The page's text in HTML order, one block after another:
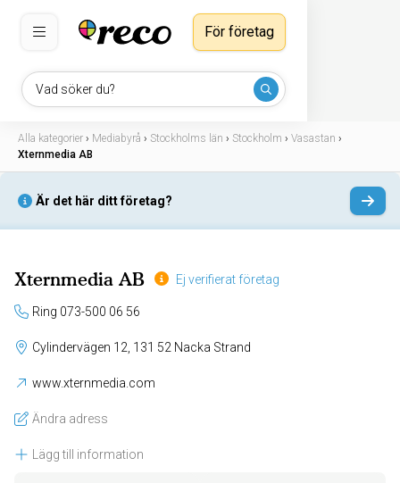
Vad söker du?
För företag
Alla kategorier › Mediabyrå › Stockholms län › Stockholm › Vasastan ›
Xternmedia AB
Är det här ditt företag?
Xternmedia AB Ej verifierat företag
Ring 073-500 06 56
Cylindervägen 12, 131 52 Nacka Strand
www.xternmedia.com
Ändra adress
Lägg till information